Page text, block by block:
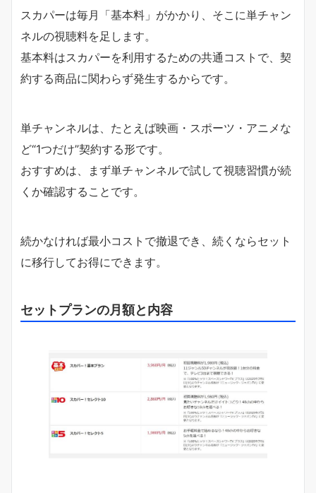
スカパーは毎月「基本料」がかかり、そこに単チャン
ネルの視聴料を足します。
基本料はスカパーを利用するための共通コストで、契
約する商品に関わらず発生するからです。
単チャンネルは、たとえば映画・スポーツ・アニメな
ど“1つだけ”契約する形です。
おすすめは、まず単チャンネルで試して視聴習慣が続
くか確認することです。
続かなければ最小コストで撤退でき、続くならセット
に移行してお得にできます。
セットプランの月額と内容